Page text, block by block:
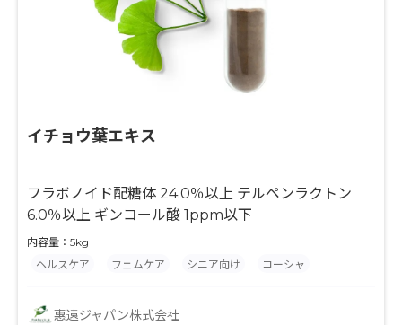
イチョウ葉エキス
フラボノイド配糖体 24.0％以上 テルペンラクトン
6.0％以上 ギンコール酸 1ppm以下
内容量：5kg
ヘルスケア
フェムケア シニア向け コーシャ
惠遠ジャパン株式会社